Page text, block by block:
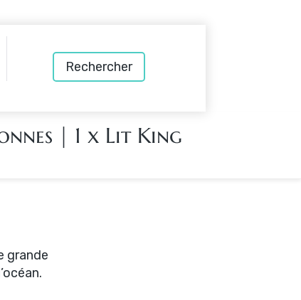
Rechercher
| 1 x Lit King
grande